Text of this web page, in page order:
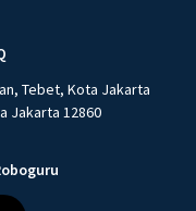
Tebet, Kota Jakarta
Jakarta 12860